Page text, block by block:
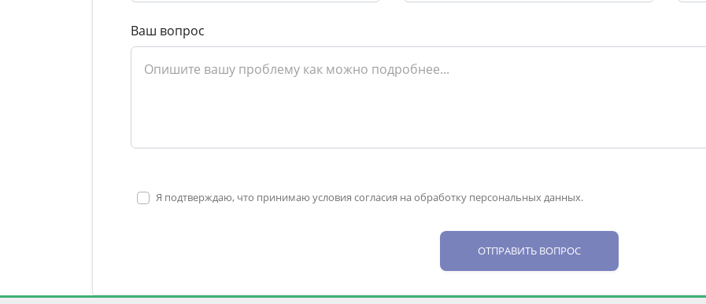
Ваш вопрос
Я подтверждаю, что принимаю условия согласия на обработку персональных данных.
ОТПРАВИТЬ ВОПРОС